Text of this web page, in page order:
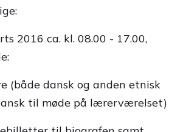
2016 ca. kl. 08.00 - 17.00,
(både dansk og anden etnisk
til møde på lærerværelset)